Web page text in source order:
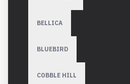
BELLICA
BLUEBIRD
COBBLE HILL